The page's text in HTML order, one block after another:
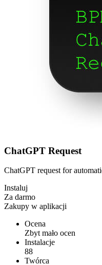
ChatGPT Request
ChatGPT request for
Instaluj
Za darmo
Zakupy w aplikacji
Ocena
Zbyt mało ocen
Instalacje
88
Twórca